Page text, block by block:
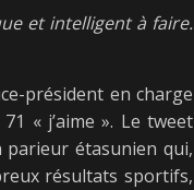
et intelligent à faire.
président en charge
« j’aime ». Le tweet
parieur étasunien qui,
résultats sportifs,